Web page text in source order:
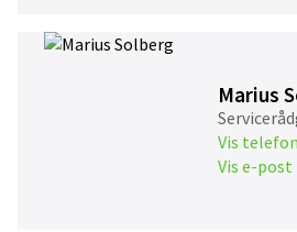
Marius
Vis telefon
Vis e-post